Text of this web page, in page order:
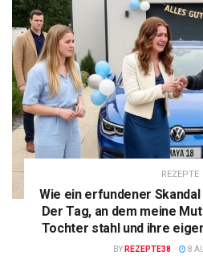
REZEPTE
Wie ein erfundener
Der Tag, an dem meine
Tochter stahl und ihre
BY REZEPTE38 8